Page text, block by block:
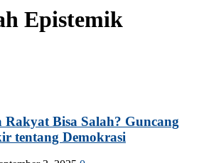
Epistemik
Bisa Salah? Guncang
tentang Demokrasi